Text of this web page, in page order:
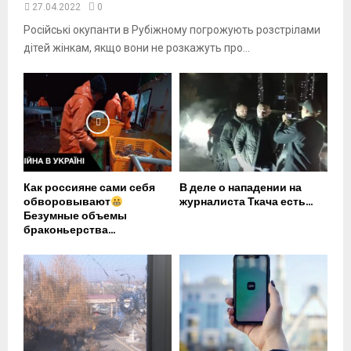
27.04.2022 0
Російські окупанти в Рубіжному погрожують розстрілами
дітей жінкам, якщо вони не розкажуть про...
Как россияне сами себя
обворовывают
Безумные объемы
браконьерства...
В деле о нападении на
журналиста Ткача есть...